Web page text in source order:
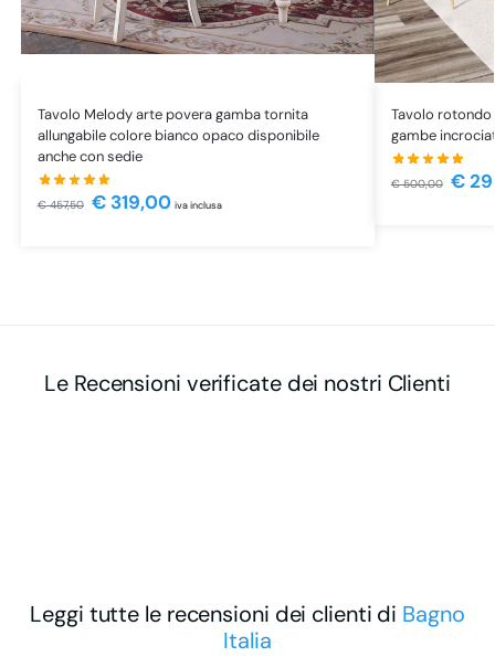
Tavolo Melody arte povera gamba tornita
allungabile colore bianco opaco disponibile
anche con sedie
€457,50 €319,00 iva inclusa
Tavolo rotondo
gambe
€500,00 €
Le Recensioni verificate dei nostri Clienti
Leggi tutte le recensioni dei clienti di Bagno
Italia